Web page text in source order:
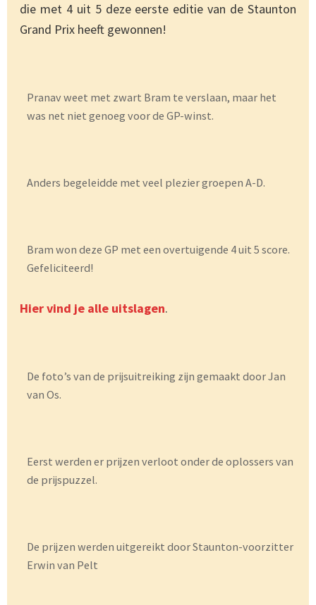
die met 4 uit 5 deze eerste editie van de Staunton
Grand Prix heeft gewonnen!
Pranav weet met zwart Bram te verslaan, maar het
was net niet genoeg voor de GP-winst.
Anders begeleidde met veel plezier groepen A-D.
Bram won deze GP met een overtuigende 4 uit 5 score.
Gefeliciteerd!
Hier vind je alle uitslagen.
De foto’s van de prijsuitreiking zijn gemaakt door Jan
van Os.
Eerst werden er prijzen verloot onder de oplossers van
de prijspuzzel.
De prijzen werden uitgereikt door Staunton-voorzitter
Erwin van Pelt